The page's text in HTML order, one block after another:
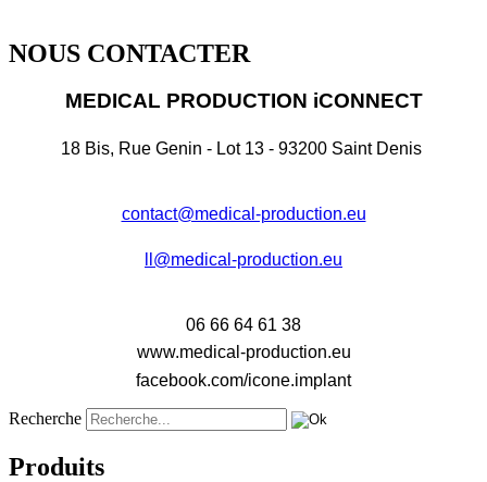
NOUS CONTACTER
MEDICAL PRODUCTION iCONNECT
18 Bis, Rue Genin - Lot 13 - 93200 Saint Denis
contact@medical-production.eu
ll@medical-production.eu
06 66 64 61 38
www.medical-production.eu
facebook.com/icone.implant
Recherche
Produits